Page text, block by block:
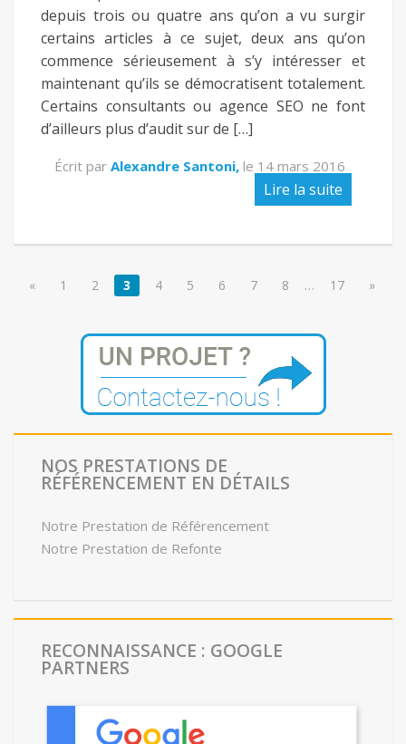
depuis trois ou quatre ans qu’on a vu surgir
certains articles à ce sujet, deux ans qu’on
commence sérieusement à s’y intéresser et
maintenant qu’ils se démocratisent totalement.
Certains consultants ou agence SEO ne font
d’ailleurs plus d’audit sur de […]
Écrit par Alexandre Santoni, le 14 mars 2016
Lire la suite
« 1 2 3 4 5 6 7 8 … 17 »
NOS PRESTATIONS DE
RÉFÉRENCEMENT EN DÉTAILS
Notre Prestation de Référencement
Notre Prestation de Refonte
RECONNAISSANCE : GOOGLE
PARTNERS